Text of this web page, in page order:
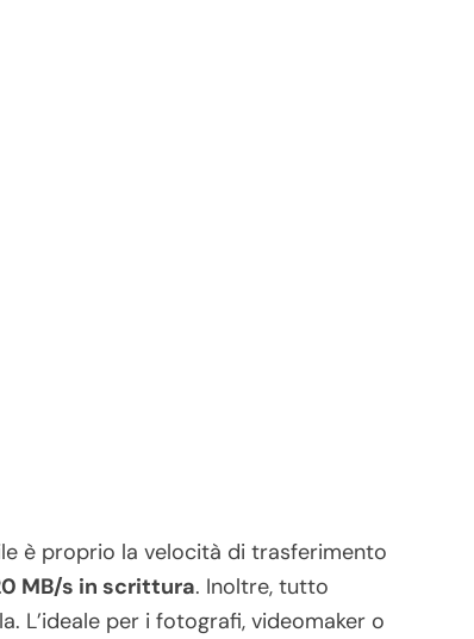
è proprio la velocità di trasferimento
MB/s in scrittura. Inoltre, tutto
L’ideale per i fotografi, videomaker o